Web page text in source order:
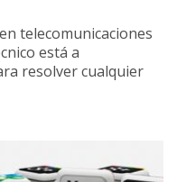
telecomunicaciones
está a
resolver cualquier